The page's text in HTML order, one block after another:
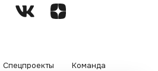
Спецпроекты Команда